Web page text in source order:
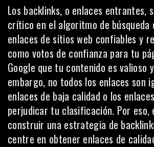
Los backlinks, o enlaces entrantes,
crítico en el algoritmo de búsqueda
enlaces de sitios web confiables y
como votos de confianza para tu
Google que tu contenido es valioso
embargo, no todos los enlaces son
enlaces de baja calidad o los
perjudicar tu clasificación. Por eso,
construir una estrategia de
centre en obtener enlaces de